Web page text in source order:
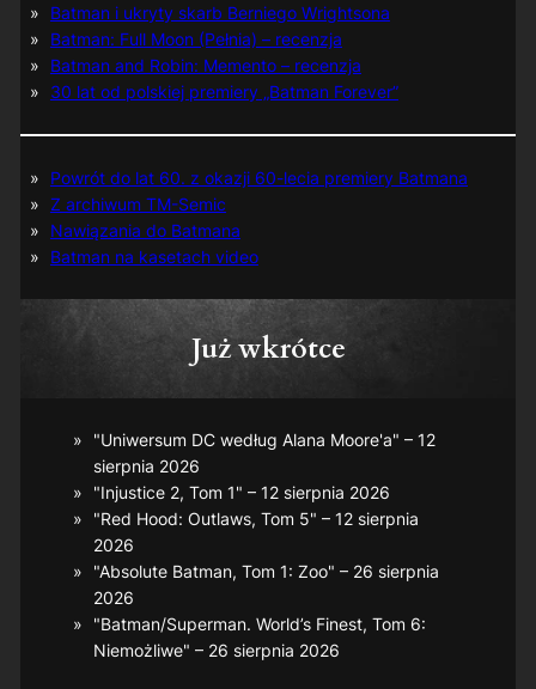
Batman i ukryty skarb Berniego Wrightsona
Batman: Full Moon (Pełnia) – recenzja
Batman and Robin: Memento – recenzja
30 lat od polskiej premiery „Batman Forever”
Powrót do lat 60. z okazji 60-lecia premiery Batmana
Z archiwum TM-Semic
Nawiązania do Batmana
Batman na kasetach video
Już wkrótce
"Uniwersum DC według Alana Moore'a" – 12
sierpnia 2026
"Injustice 2, Tom 1" – 12 sierpnia 2026
"Red Hood: Outlaws, Tom 5" – 12 sierpnia
2026
"Absolute Batman, Tom 1: Zoo" – 26 sierpnia
2026
"Batman/Superman. World’s Finest, Tom 6:
Niemożliwe" – 26 sierpnia 2026